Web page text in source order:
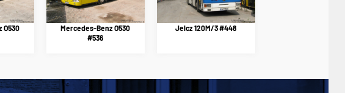
O530
Mercedes-Benz O530
#536
Jelcz 120M/3 #448